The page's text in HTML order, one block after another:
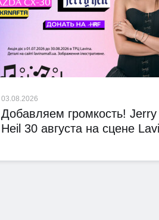
03.08.2026
Добавляем громкость! Jerry
Heil 30 августа на сцене